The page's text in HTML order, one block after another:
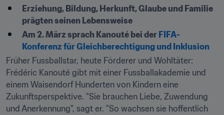
Erziehung, Bildung, Herkunft, Glaube und Familie
prägten seinen Lebensweise
Am 2. März sprach Kanouté bei der FIFA-
Konferenz für Gleichberechtigung und Inklusion
Früher Fussballstar, heute Förderer und Wohltäter:
Frédéric Kanouté gibt mit einer Fussballakademie und
einem Waisendorf Hunderten von Kindern eine
Zukunftsperspektive. "Sie brauchen Liebe, Zuwendung
und Anerkennung", sagt er. "So wachsen sie hoffentlich